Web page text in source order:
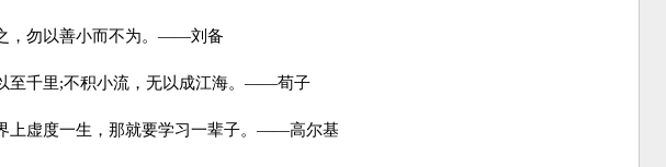
勿以善小而不为。——刘备
千里;不积小流，无以成江海。——荀子
虚度一生，那就要学习一辈子。——高尔基